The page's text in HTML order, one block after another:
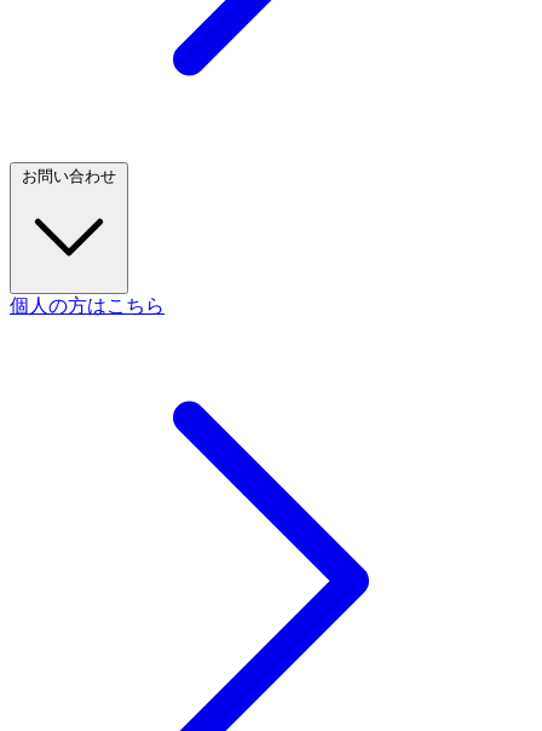
お問い合わせ
個人の方はこちら